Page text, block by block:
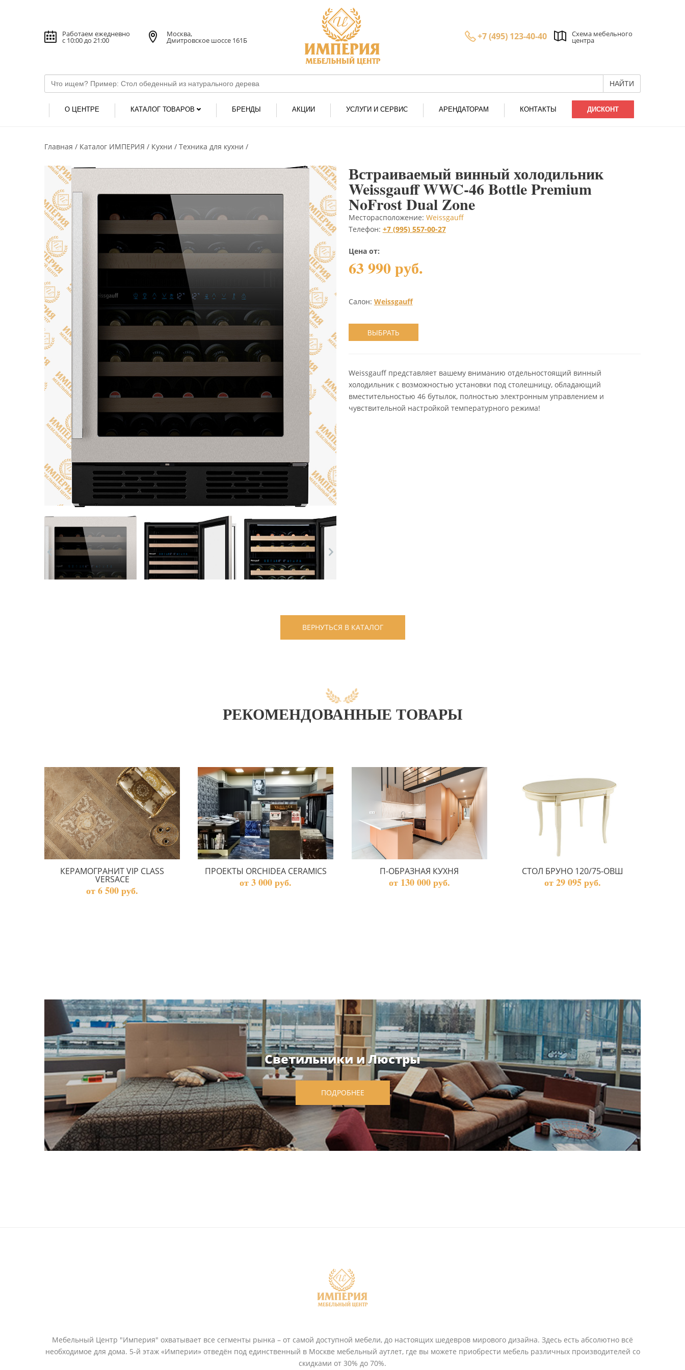
Работаем ежедневно
с 10:00 до 21:00
Москва,
Дмитровское шоссе 161Б
Схема мебельного
центра
+7 (495) 123-40-40
НАЙТИ
О ЦЕНТРЕ КАТАЛОГ ТОВАРОВ БРЕНДЫ АКЦИИ УСЛУГИ И СЕРВИС АРЕНДАТОРАМ КОНТАКТЫ ДИСКОНТ
Главная Каталог ИМПЕРИЯ Кухни Техника для кухни
Встраиваемый винный холодильник
Weissgauff WWC-46 Bottle Premium
NoFrost Dual Zone
Месторасположение: Weissgauff
Телефон: +7 (995) 557-00-27
Цена от:
63 990 руб.
Салон: Weissgauff
ВЫБРАТЬ
Weissgauff представляет вашему вниманию отдельностоящий винный
холодильник с возможностью установки под столешницу, обладающий
вместительностью 46 бутылок, полностью электронным управлением и
чувствительной настройкой температурного режима!
ВЕРНУТЬСЯ В КАТАЛОГ
РЕКОМЕНДОВАННЫЕ ТОВАРЫ
КЕРАМОГРАНИТ VIP CLASS
VERSACE
от 6 500 руб.
ПРОЕКТЫ ORCHIDEA CERAMICS
от 3 000 руб.
П-ОБРАЗНАЯ КУХНЯ
от 130 000 руб.
СТОЛ БРУНО 120/75-ОВШ
от 29 095 руб.
Светильники и Люстры
ПОДРОБНЕЕ
Мебельный Центр "Империя" охватывает все сегменты рынка – от самой доступной мебели, до настоящих шедевров мирового дизайна. Здесь есть абсолютно всё
необходимое для дома. 5-й этаж «Империи» отведён под единственный в Москве мебельный аутлет, где вы можете приобрести мебель различных производителей со
скидками от 30% до 70%.